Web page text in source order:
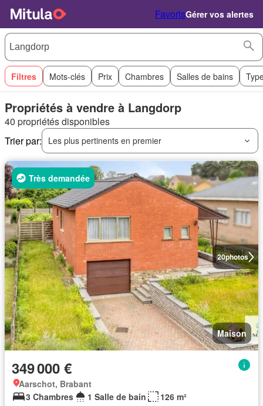
FavorisGérer vos alertes
Filtres Mots-clés Prix Chambres Salles de bains
Propriétés à vendre à Langdorp
40 propriétés disponibles
Trier par:
Les plus pertinents en premier
20photos
Très demandée
Maison
349 000 €
Aarschot, Brabant
3 Chambres
1 Salle de bain 126 m²